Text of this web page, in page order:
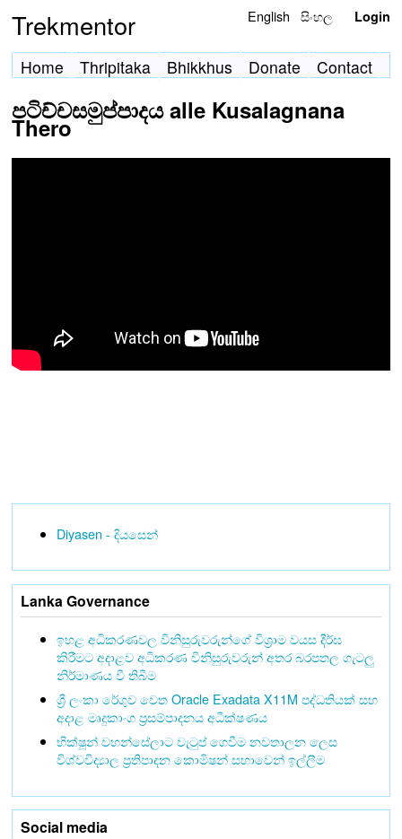
Trekmentor English සිංහල Login
Home Thripitaka Bhikkhus Donate Contact
පටිච්චසමුප්පාදය alle Kusalagnana
Thero
Diyasen - දියසෙන්
Lanka Governance
ඉහළ අධිකරණවල විනිසුරුවරුන්ගේ විශ්‍රාම වයස දීර්ඝ
කිරීමට අදාළව අධිකරණ විනිසුරුවරුන් අතර බරපතල ගැටලු
නිර්මාණය වී තිබීම
ශ්‍රී ලංකා රේගුව වෙත Oracle Exadata X11M පද්ධතියක් සහ
අදාළ මෘදුකාංග ප්‍රසම්පාදනය අධීක්ෂණය
භික්ෂූන් වහන්සේලාට වැටුප් ගෙවීම නවතාලන ලෙස
විශ්වවිද්‍යාල ප්‍රතිපාදන කොමිෂන් සභාවෙන් ඉල්ලීම
Social media